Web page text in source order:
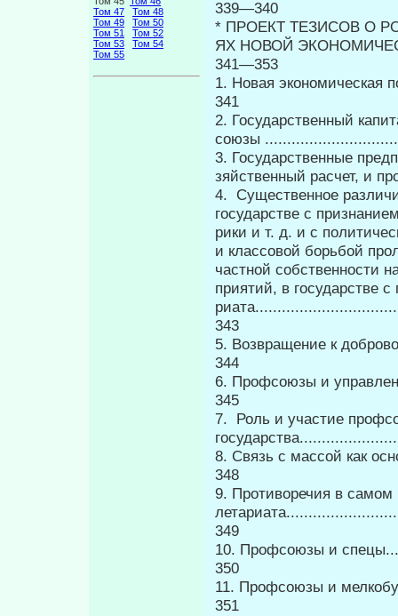
Том 47
Том 48
Том 49
Том 50
Том 51
Том 52
Том 53
Том 54
Том 55
339—340
* ПРОЕКТ ТЕЗИСОВ О
ЯХ НОВОЙ
341—353
1. Новая
341
2. Государственный
союзы
3. Государственные
зяйственный расчет, и
4. Существенное
государстве с
рики и т. д. и с
и классовой борьбой
частной собственности
приятий, в государстве
343
5. Возвращение к
344
6. Профсоюзы и
345
7. Роль и участие
8. Связь с массой как
348
9. Противоречия в
349
10. Профсоюзы и
350
11. Профсоюзы и
351